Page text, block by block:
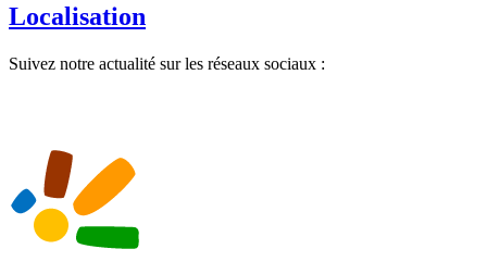
Localisation
Suivez notre actualité sur les réseaux sociaux :